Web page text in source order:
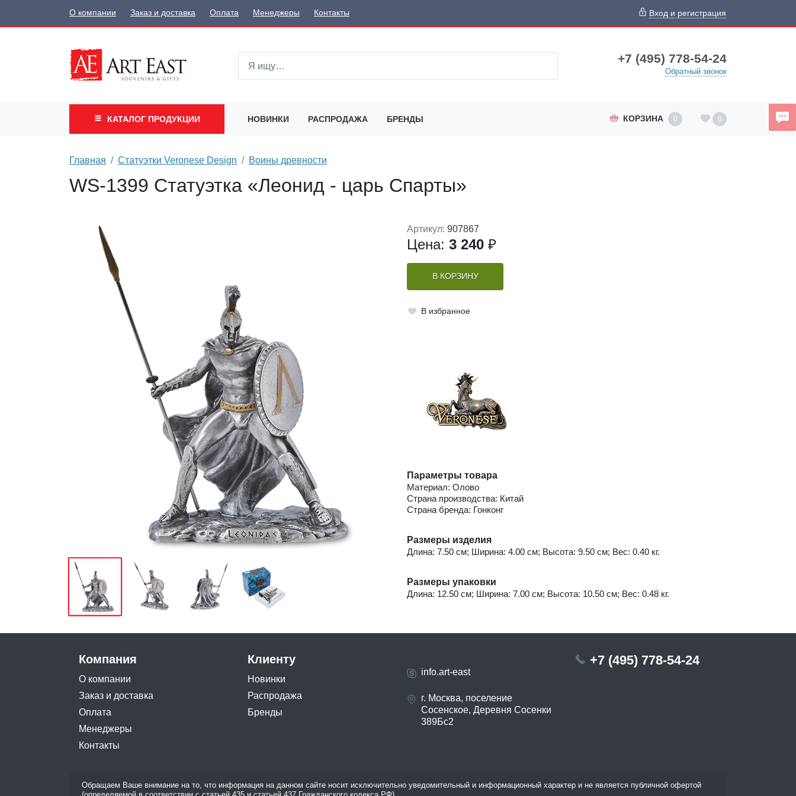
О компании Заказ и доставка Оплата Менеджеры Контакты Вход и регистрация
+7 (495) 778-54-24
Обратный звонок
КАТАЛОГ ПРОДУКЦИИ НОВИНКИ РАСПРОДАЖА БРЕНДЫ КОРЗИНА 0 0
Главная Статуэтки Veronese Design Воины древности
WS-1399 Статуэтка «Леонид - царь Спарты»
Артикул: 907867
Цена: 3 240 ₽
В КОРЗИНУ
В избранное
Параметры товара
Материал: Олово
Страна производства: Китай
Страна бренда: Гонконг
Размеры изделия
Длина: 7.50 см; Ширина: 4.00 см; Высота: 9.50 см; Вес: 0.40 кг.
Размеры упаковки
Длина: 12.50 см; Ширина: 7.00 см; Высота: 10.50 см; Вес: 0.48 кг.
Компания
О компании
Заказ и доставка
Оплата
Менеджеры
Контакты
Клиенту
Новинки
Распродажа
Бренды
info.art-east
г. Москва, поселение
Сосенское, Деревня Сосенки
389Бс2
+7 (495) 778-54-24
Обращаем Ваше внимание на то, что информация на данном сайте носит исключительно уведомительный и информационный характер и не является публичной офертой